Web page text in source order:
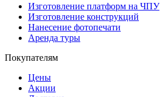
Изготовление платформ на ЧПУ
Изготовление конструкций
Нанесение фотопечати
Аренда туры
Покупателям
Цены
Акции